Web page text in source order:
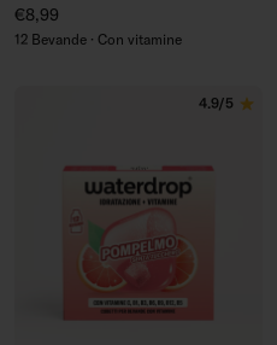
Prezzo regolare
€8,99
12 Bevande · Con vitamine
4.9/5